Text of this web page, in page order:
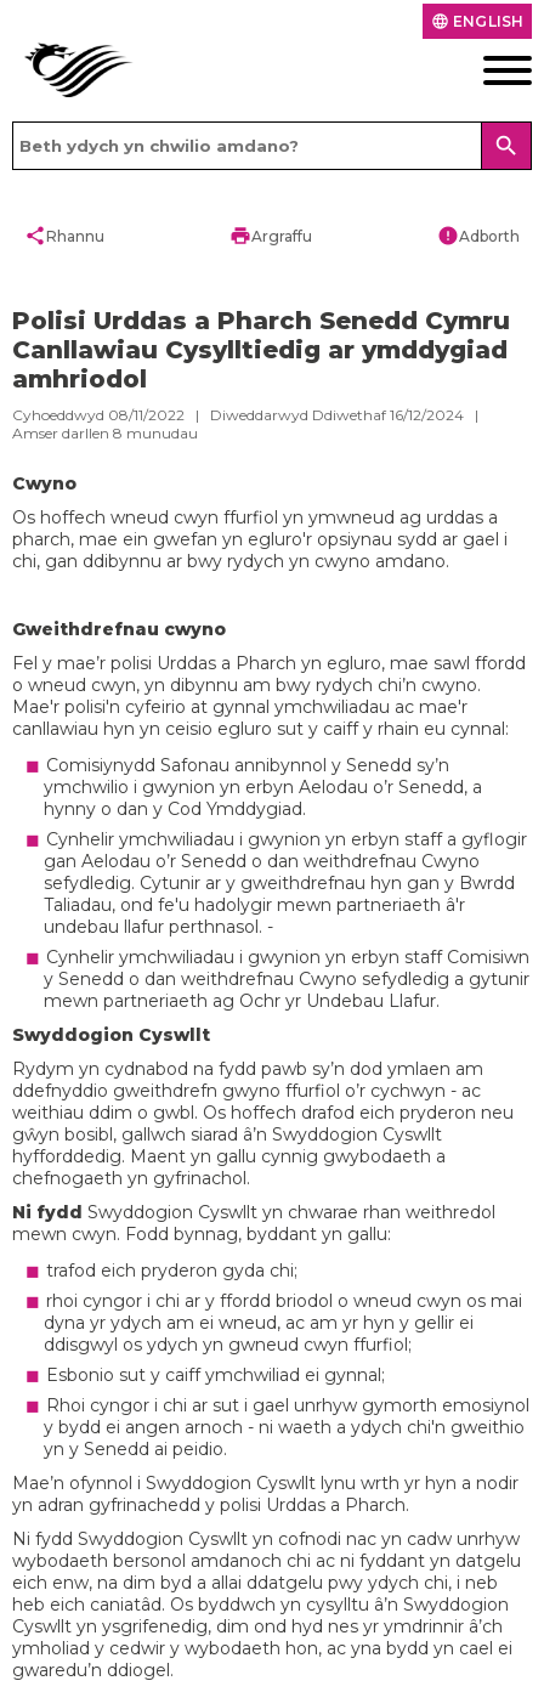
language ENGLISH
search
shareRhannu printArgraffu errorAdborth
Polisi Urddas a Pharch Senedd Cymru
Canllawiau Cysylltiedig ar ymddygiad
amhriodol
Cyhoeddwyd 08/11/2022 | Diweddarwyd Ddiwethaf 16/12/2024 |
Amser darllen 8 munudau
Cwyno
Os hoffech wneud cwyn ffurfiol yn ymwneud ag urddas a
pharch, mae ein gwefan yn egluro'r opsiynau sydd ar gael i
chi, gan ddibynnu ar bwy rydych yn cwyno amdano.
Gweithdrefnau cwyno
Fel y mae’r polisi Urddas a Pharch yn egluro, mae sawl ffordd
o wneud cwyn, yn dibynnu am bwy rydych chi’n cwyno.
Mae'r polisi'n cyfeirio at gynnal ymchwiliadau ac mae'r
canllawiau hyn yn ceisio egluro sut y caiff y rhain eu cynnal:
Comisiynydd Safonau annibynnol y Senedd sy’n
ymchwilio i gwynion yn erbyn Aelodau o’r Senedd, a
hynny o dan y Cod Ymddygiad.
Cynhelir ymchwiliadau i gwynion yn erbyn staff a gyflogir
gan Aelodau o’r Senedd o dan weithdrefnau Cwyno
sefydledig. Cytunir ar y gweithdrefnau hyn gan y Bwrdd
Taliadau, ond fe'u hadolygir mewn partneriaeth â'r
undebau llafur perthnasol. -
Cynhelir ymchwiliadau i gwynion yn erbyn staff Comisiwn
y Senedd o dan weithdrefnau Cwyno sefydledig a gytunir
mewn partneriaeth ag Ochr yr Undebau Llafur.
Swyddogion Cyswllt
Rydym yn cydnabod na fydd pawb sy’n dod ymlaen am
ddefnyddio gweithdrefn gwyno ffurfiol o’r cychwyn - ac
weithiau ddim o gwbl. Os hoffech drafod eich pryderon neu
gŵyn bosibl, gallwch siarad â’n Swyddogion Cyswllt
hyfforddedig. Maent yn gallu cynnig gwybodaeth a
chefnogaeth yn gyfrinachol.
Ni fydd Swyddogion Cyswllt yn chwarae rhan weithredol
mewn cwyn. Fodd bynnag, byddant yn gallu:
trafod eich pryderon gyda chi;
rhoi cyngor i chi ar y ffordd briodol o wneud cwyn os mai
dyna yr ydych am ei wneud, ac am yr hyn y gellir ei
ddisgwyl os ydych yn gwneud cwyn ffurfiol;
Esbonio sut y caiff ymchwiliad ei gynnal;
Rhoi cyngor i chi ar sut i gael unrhyw gymorth emosiynol
y bydd ei angen arnoch - ni waeth a ydych chi'n gweithio
yn y Senedd ai peidio.
Mae’n ofynnol i Swyddogion Cyswllt lynu wrth yr hyn a nodir
yn adran gyfrinachedd y polisi Urddas a Pharch.
Ni fydd Swyddogion Cyswllt yn cofnodi nac yn cadw unrhyw
wybodaeth bersonol amdanoch chi ac ni fyddant yn datgelu
eich enw, na dim byd a allai ddatgelu pwy ydych chi, i neb
heb eich caniatâd. Os byddwch yn cysylltu â’n Swyddogion
Cyswllt yn ysgrifenedig, dim ond hyd nes yr ymdrinnir â’ch
ymholiad y cedwir y wybodaeth hon, ac yna bydd yn cael ei
gwaredu’n ddiogel.